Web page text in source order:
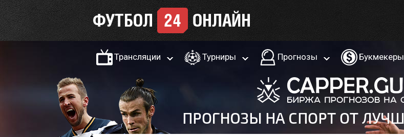
Трансляции Турниры Прогнозы Букмекеры